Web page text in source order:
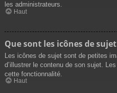
les administrateurs.
Haut
Que sont les icônes de sujet
Les icônes de sujet sont de petites
d’illustrer le contenu de son sujet.
cette fonctionnalité.
Haut